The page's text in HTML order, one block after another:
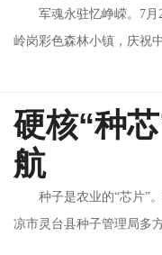
军魂永驻忆峥嵘。7
岭岗彩色森林小镇，庆祝
硬核“种
航
种子是农业的“芯片”
凉市灵台县种子管理局多